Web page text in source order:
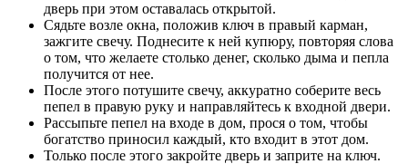
дверь при этом оставалась открытой.
Сядьте возле окна, положив ключ в правый карман,
зажгите свечу. Поднесите к ней купюру, повторяя слова
о том, что желаете столько денег, сколько дыма и пепла
получится от нее.
После этого потушите свечу, аккуратно соберите весь
пепел в правую руку и направляйтесь к входной двери.
Рассыпьте пепел на входе в дом, прося о том, чтобы
богатство приносил каждый, кто входит в этот дом.
Только после этого закройте дверь и заприте на ключ.